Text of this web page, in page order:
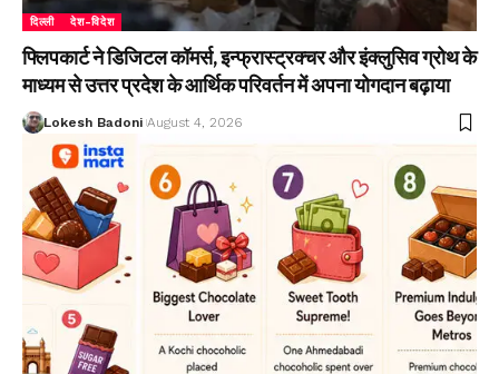
दिल्ली देश-विदेश
फ्लिपकार्ट ने डिजिटल कॉमर्स, इन्फ्रास्ट्रक्चर और इंक्लुसिव ग्रोथ के
माध्यम से उत्तर प्रदेश के आर्थिक परिवर्तन में अपना योगदान बढ़ाया
Lokesh Badoni August 4, 2026